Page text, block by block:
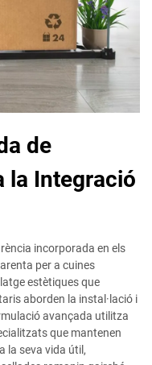
de
la Integració
incorporada en els
per a cuines
estètiques que
aborden la instal·lació i
avançada utilitza
que mantenen
la seva vida útil,